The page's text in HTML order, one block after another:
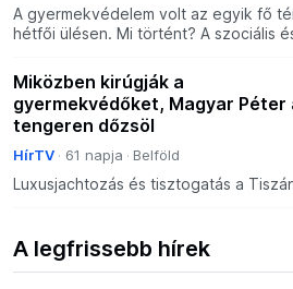
A gyermekvédelem volt az egyik fő
hétfői ülésen. Mi történt? A szociális
Miközben kirúgják a
gyermekvédőket, Magyar Péter
tengeren dőzsöl
HírTV 61 napja Belföld
Luxusjachtozás és tisztogatás a
A legfrissebb hírek